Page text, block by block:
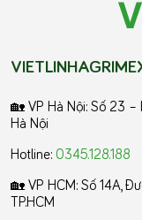
🏡 VP Hà Nội: Số 23
Hà Nội
Hotline: 0345.128.188
🏡 VP HCM: Số 14A,
TP.HCM